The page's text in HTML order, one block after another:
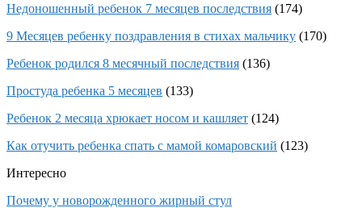
Недоношенный ребенок 7 месяцев последствия (174)
9 Месяцев ребенку поздравления в стихах мальчику (170)
Ребенок родился 8 месячный последствия (136)
Простуда ребенка 5 месяцев (133)
Ребенок 2 месяца хрюкает носом и кашляет (124)
Как отучить ребенка спать с мамой комаровский (123)
Интересно
Почему у новорожденного жирный стул